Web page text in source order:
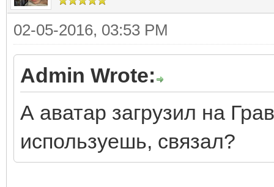
02-05-2016, 03:53 PM
Admin Wrote:
А аватар загрузил на
используешь, связал?